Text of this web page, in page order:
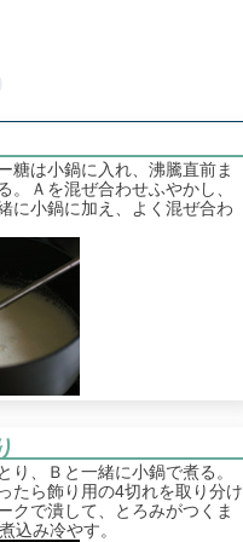
糖は小鍋に入れ、沸騰直前ま
。Ａを混ぜ合わせふやかし、
に小鍋に加え、よく混ぜ合わ
り、Ｂと一緒に小鍋で煮る。
たら飾り用の4切れを取り分け
クで潰して、とろみがつくま
込み冷やす。